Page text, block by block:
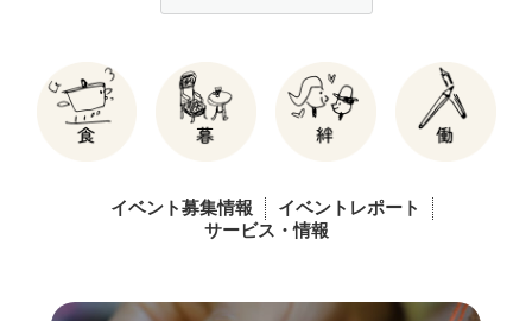
イベント募集情報
イベントレポート
サービス・情報